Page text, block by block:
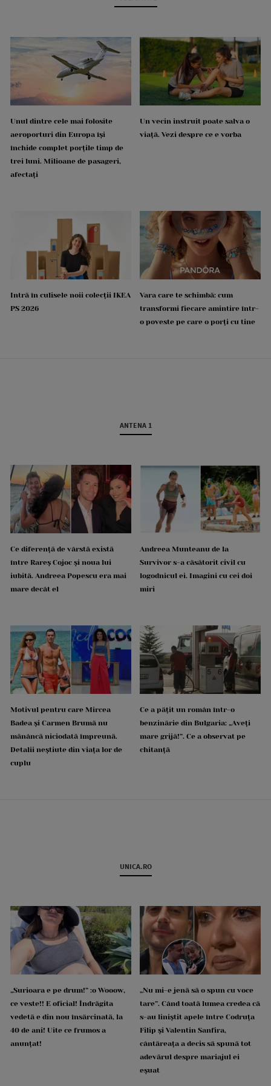
Unul dintre cele mai folosite
aeroporturi din Europa își
închide complet porțile timp de
trei luni. Milioane de pasageri,
afectați
Un vecin instruit poate salva o
viață. Vezi despre ce e vorba
Intră în culisele noii colecții IKEA
PS 2026
Vara care te schimbă: cum
transformi fiecare amintire într-
o poveste pe care o porți cu tine
ANTENA 1
Ce diferență de vârstă există
între Rareș Cojoc și noua lui
iubită. Andreea Popescu era mai
mare decât el
Andreea Munteanu de la
Survivor s-a căsătorit civil cu
logodnicul ei. Imagini cu cei doi
miri
Motivul pentru care Mircea
Badea și Carmen Brumă nu
mănâncă niciodată împreună.
Detalii neștiute din viața lor de
cuplu
Ce a pățit un român într-o
benzinărie din Bulgaria: „Aveți
mare grijă!”. Ce a observat pe
chitanță
UNICA.RO
„Surioara e pe drum!” :o Wooow,
ce veste!! E oficial! Îndrăgita
vedetă e din nou însărcinată, la
40 de ani! Uite ce frumos a
anunțat!
„Nu mi-e jenă să o spun cu voce
tare”. Când toată lumea credea că
s-au liniștit apele între Codruța
Filip și Valentin Sanfira,
cântăreața a decis să spună tot
adevărul despre mariajul ei
eșuat